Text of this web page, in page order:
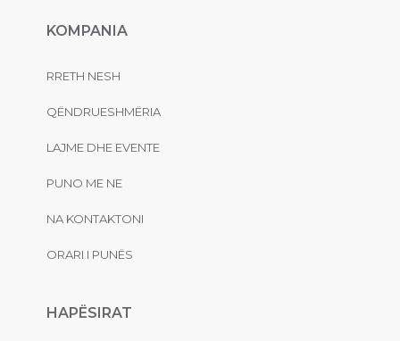
KOMPANIA
RRETH NESH
QËNDRUESHMËRIA
LAJME DHE EVENTE
PUNO ME NE
NA KONTAKTONI
ORARI I PUNËS
HAPËSIRAT